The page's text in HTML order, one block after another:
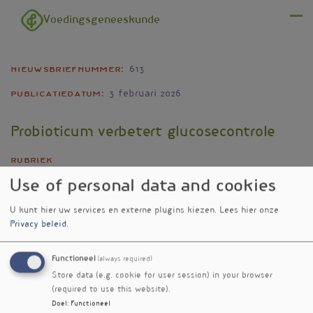
Overslaan en naar de inhoud gaan
Voedingsgeneeskunde
Nieuwsbriefnummer 613
Publicatiedatum 3 februari 2026
Probioticum verbetert glucosecontrole
Rubriek
Use of personal data and cookies
U kunt hier uw services en externe plugins kiezen. Lees hier onze
Privacy beleid.
Functioneel (always required)
Store data (e.g. cookie for user session) in your browser
(required to use this website).
Doel : Functioneel